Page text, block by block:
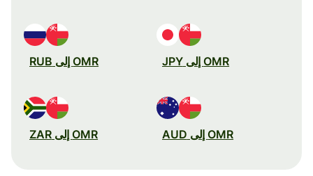
OMR إلى JPY OMR إلى RUB
OMR إلى AUD OMR إلى ZAR